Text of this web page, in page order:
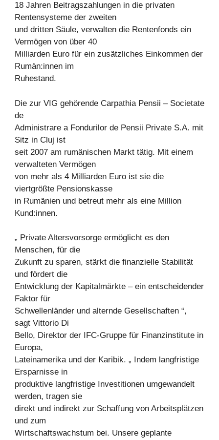
18 Jahren Beitragszahlungen in die privaten
Rentensysteme der zweiten
und dritten Säule, verwalten die Rentenfonds ein
Vermögen von über 40
Milliarden Euro für ein zusätzliches Einkommen der
Rumän:innen im
Ruhestand.
Die zur VIG gehörende Carpathia Pensii – Societate
de
Administrare a Fondurilor de Pensii Private S.A. mit
Sitz in Cluj ist
seit 2007 am rumänischen Markt tätig. Mit einem
verwalteten Vermögen
von mehr als 4 Milliarden Euro ist sie die
viertgrößte Pensionskasse
in Rumänien und betreut mehr als eine Million
Kund:innen.
„ Private Altersvorsorge ermöglicht es den
Menschen, für die
Zukunft zu sparen, stärkt die finanzielle Stabilität
und fördert die
Entwicklung der Kapitalmärkte – ein entscheidender
Faktor für
Schwellenländer und alternde Gesellschaften “,
sagt Vittorio Di
Bello, Direktor der IFC-Gruppe für Finanzinstitute in
Europa,
Lateinamerika und der Karibik. „ Indem langfristige
Ersparnisse in
produktive langfristige Investitionen umgewandelt
werden, tragen sie
direkt und indirekt zur Schaffung von Arbeitsplätzen
und zum
Wirtschaftswachstum bei. Unsere geplante